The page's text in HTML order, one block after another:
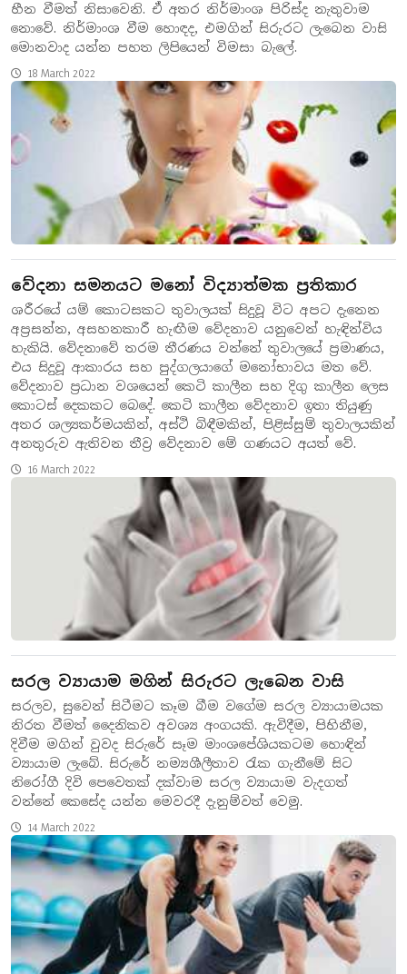
හීන වීමත් නිසාවෙනි. ඒ අතර නිර්මාංශ පිරිස්ද නැතුවාම
නොවේ. නිර්මාංශ වීම හොඳද, එමගින් සිරුරට ලැබෙන වාසි
මොනවාද යන්න පහත ලිපියෙන් විමසා බැලේ.
18 March 2022
වේදනා සමනයට මනෝ විද්‍යාත්මක ප්‍රතිකාර
ශරීරයේ යම් කොටසකට තුවාලයක් සිදුවූ විට අපට දැනෙන
අප්‍රසන්න, අසහනකාරී හැඟීම වේදනාව යනුවෙන් හැඳින්විය
හැකියි. වේදනාවේ තරම තීරණය වන්නේ තුවාලයේ ප්‍රමාණය,
එය සිදුවූ ආකාරය සහ පුද්ගලයාගේ මනෝභාවය මත වේ.
වේදනාව ප්‍රධාන වශයෙන් කෙටි කාලීන සහ දිගු කාලීන ලෙස
කොටස් දෙකකට බෙදේ. කෙටි කාලීන වේදනාව ඉතා තියුණු
අතර ශල්‍යකර්මයකින්, අස්ථි බිඳීමකින්, පිළිස්සුම් තුවාලයකින්
අනතුරුව ඇතිවන තීව්‍ර වේදනාව මේ ගණයට අයත් වේ.
16 March 2022
සරල ව්‍යායාම මගින් සිරුරට ලැබෙන වාසි
සරලව, සුවෙන් සිටීමට කෑම බීම වගේම සරල ව්‍යායාමයක
නිරත වීමත් දෛනිකව අවශ්‍ය අංගයකි. ඇවිදීම, පිහිනීම,
දිවීම මගින් වුවද සිරුරේ සෑම මාංශපේශියකටම හොඳින්
ව්‍යායාම ලැබේ. සිරුරේ නම්‍යශීලීතාව රැක ගැනීමේ සිට
නිරෝගී දිවි පෙවෙතක් දක්වාම සරල ව්‍යායාම වැදගත්
වන්නේ කෙසේද යන්න මෙවරදී දැනුම්වත් වෙමු.
14 March 2022